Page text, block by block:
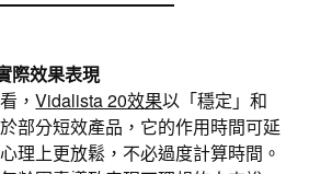
際效果表現
，Vidalista 20效果以「穩定」和
部分短效產品，它的作用時間可延
理上更放鬆，不必過度計算時間。